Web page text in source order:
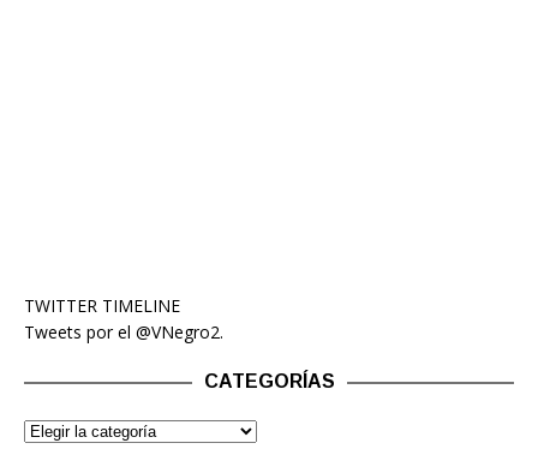
TWITTER TIMELINE
Tweets por el @VNegro2.
CATEGORÍAS